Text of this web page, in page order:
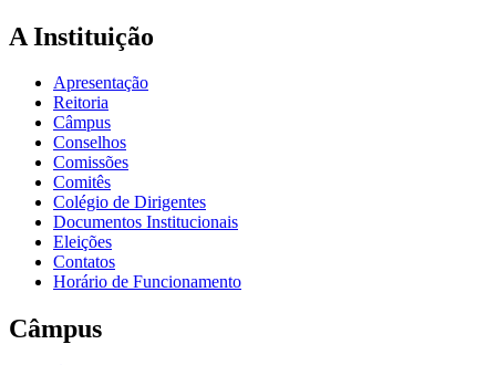
A Instituição
Apresentação
Reitoria
Câmpus
Conselhos
Comissões
Comitês
Colégio de Dirigentes
Documentos Institucionais
Eleições
Contatos
Horário de Funcionamento
Câmpus